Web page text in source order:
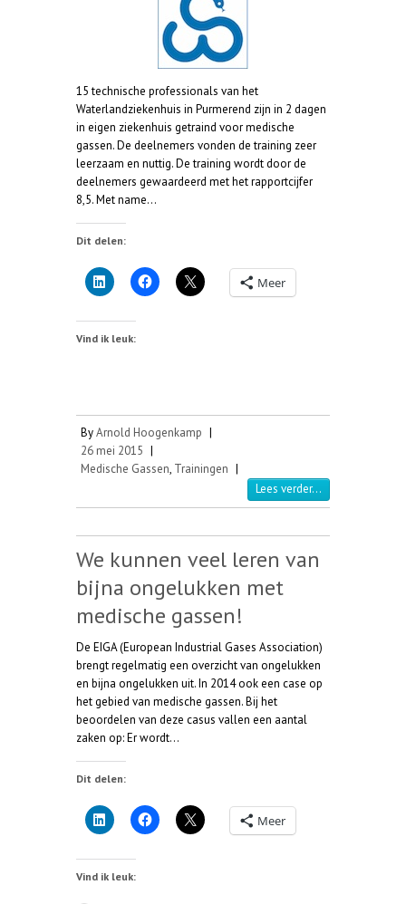
15 technische professionals van het
Waterlandziekenhuis in Purmerend zijn in 2 dagen
in eigen ziekenhuis getraind voor medische
gassen. De deelnemers vonden de training zeer
leerzaam en nuttig. De training wordt door de
deelnemers gewaardeerd met het rapportcijfer
8,5. Met name…
Dit delen:
Meer
Vind ik leuk:
ByArnold Hoogenkamp |
26 mei 2015 |
Medische Gassen, Trainingen |
Lees verder...
We kunnen veel leren van
bijna ongelukken met
medische gassen!
De EIGA (European Industrial Gases Association)
brengt regelmatig een overzicht van ongelukken
en bijna ongelukken uit. In 2014 ook een case op
het gebied van medische gassen. Bij het
beoordelen van deze casus vallen een aantal
zaken op: Er wordt…
Dit delen:
Meer
Vind ik leuk: